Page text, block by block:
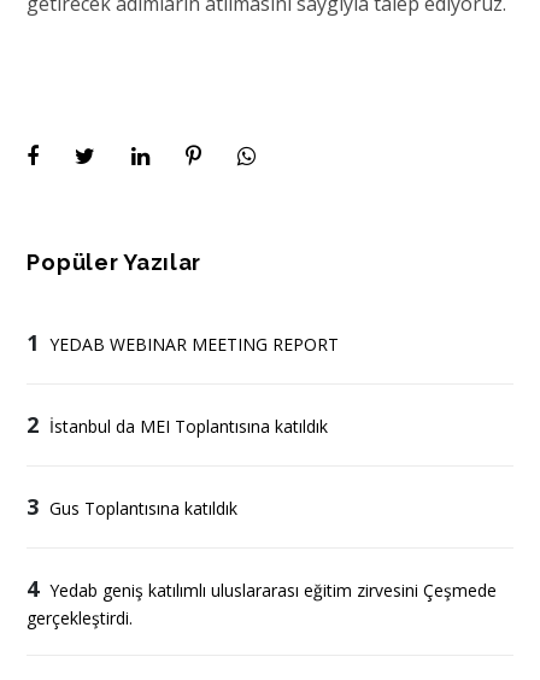
Popüler Yazılar
1 YEDAB WEBINAR MEETING REPORT
2 İstanbul da MEI Toplantısına katıldık
3 Gus Toplantısına katıldık
4 Yedab geniş katılımlı uluslararası eğitim zirvesini Çeşmede
gerçekleştirdi.